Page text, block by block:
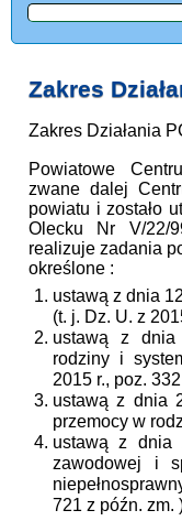
Zakres
Zakres Działania
Powiatowe
zwane dalej
powiatu i zostało
Olecku Nr V/22/
realizuje zadania
określone :
ustawą z dnia
(t. j. Dz. U. z
ustawą z
rodziny i
2015 r., poz.
ustawą z dnia
przemocy w
ustawą z dnia
zawodowej i
721 z późn. zm.